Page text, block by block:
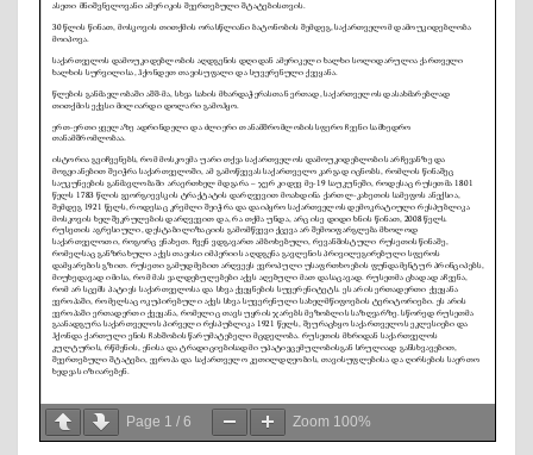
Page 1 / 6 Zoom 100%